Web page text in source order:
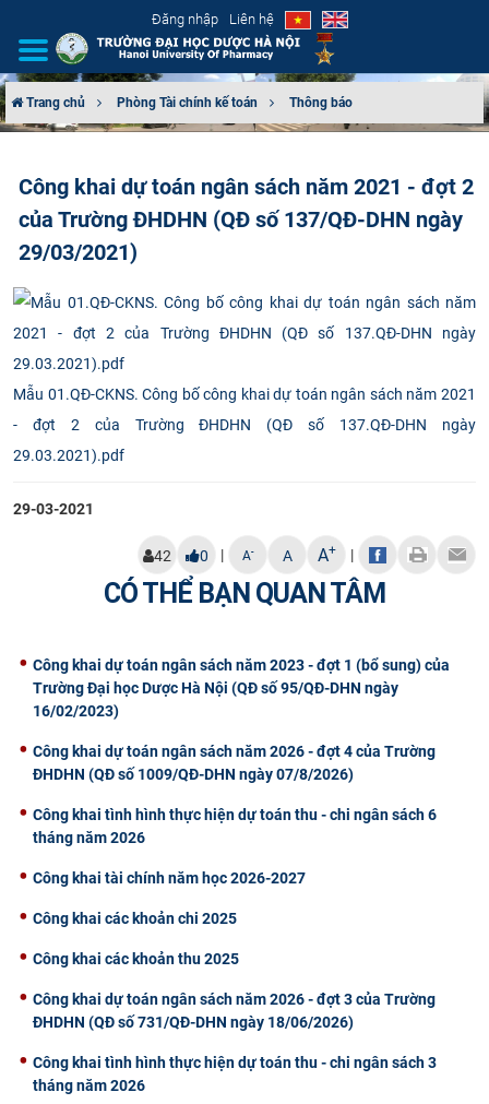
Đăng nhập Liên hệ
CƠ CẤU TỔ CHỨC
TUYỂN SINH
ĐÀO TẠO
ĐẢM BẢO CHẤT LƯỢNG
KHOA HỌC CÔNG NGHỆ
HTQT
CỰU NGƯỜI HỌC
Trang chủ Phòng Tài chính kế toán Thông báo
Công khai dự toán ngân sách năm 2021 - đợt 2
của Trường ĐHDHN (QĐ số 137/QĐ-DHN ngày
29/03/2021)
Mẫu 01.QĐ-CKNS. Công bố công khai dự toán ngân sách năm 2021
- đợt 2 của Trường ĐHDHN (QĐ số 137.QĐ-DHN ngày
29.03.2021).pdf
29-03-2021
42 0 | A- A A+ |
CÓ THỂ BẠN QUAN TÂM
Công khai dự toán ngân sách năm 2023 - đợt 1 (bổ sung) của
Trường Đại học Dược Hà Nội (QĐ số 95/QĐ-DHN ngày
16/02/2023)
Công khai dự toán ngân sách năm 2026 - đợt 4 của Trường
ĐHDHN (QĐ số 1009/QĐ-DHN ngày 07/8/2026)
Công khai tình hình thực hiện dự toán thu - chi ngân sách 6
tháng năm 2026
Công khai tài chính năm học 2026-2027
Công khai các khoản chi 2025
Công khai các khoản thu 2025
Công khai dự toán ngân sách năm 2026 - đợt 3 của Trường
ĐHDHN (QĐ số 731/QĐ-DHN ngày 18/06/2026)
Công khai tình hình thực hiện dự toán thu - chi ngân sách 3
tháng năm 2026